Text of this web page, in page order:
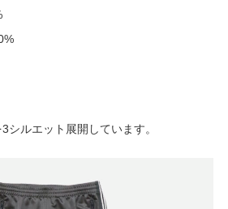
シルエット展開しています。